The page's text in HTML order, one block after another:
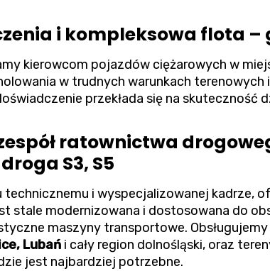
i kompleksowa flota
kierowcom pojazdów ciężarowych w
w trudnych warunkach
przekłada się na skuteczność
ratownictwa
S3, S5
technicznemu i wyspecjalizowanej kadrze,
stale modernizowana i dostosowana do
maszyny transportowe.
Lubań i cały region dolnośląski, oraz
jest najbardziej potrzebne.